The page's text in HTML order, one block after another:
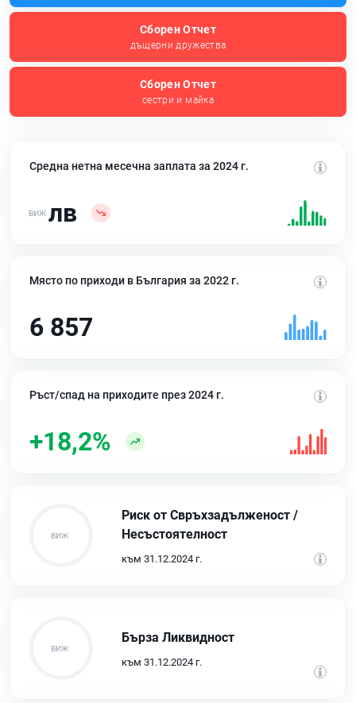
Сборен Отчет
дъщерни дружества
Сборен Отчет
сестри и майка
Средна нетна месечна заплата за 2024 г.
лв
Място по приходи в България за 2022 г.
6 857
Ръст/спад на приходите през 2024 г.
+18,2%
Риск от Свръхзадълженост /
Несъстоятелност
към 31.12.2024 г.
Бърза Ликвидност
към 31.12.2024 г.